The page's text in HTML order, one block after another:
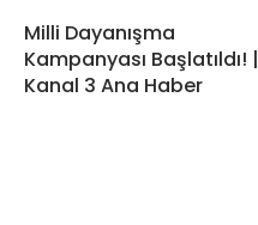
Milli Dayanışma
Kampanyası Başlatıldı! |
Kanal 3 Ana Haber